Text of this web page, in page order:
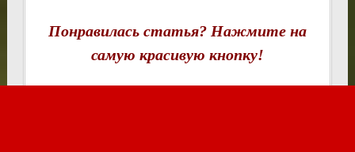
Понравилась статья? Нажмите на
самую красивую кнопку!